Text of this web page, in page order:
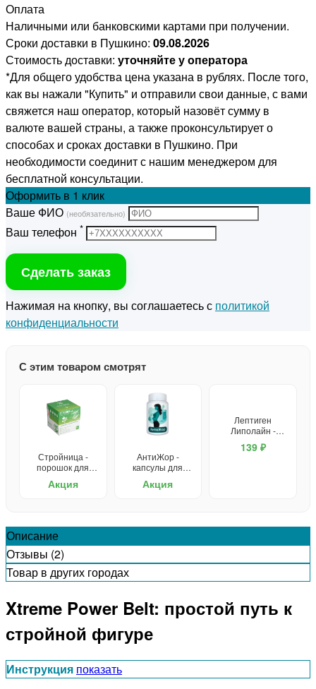
Оплата
Наличными или банковскими картами при получении.
Сроки доставки в Пушкино: 09.08.2026
Стоимость доставки: уточняйте у оператора
*Для общего удобства цена указана в рублях. После того,
как вы нажали "Купить" и отправили свои данные, с вами
свяжется наш оператор, который назовёт сумму в
валюте вашей страны, а также проконсультирует о
способах и сроках доставки в Пушкино. При
необходимости соединит с нашим менеджером для
бесплатной консультации.
Оформить в 1 клик
Ваше ФИО (необязательно)
Ваш телефон *
Сделать заказ
Нажимая на кнопку, вы соглашаетесь с политикой
конфиденциальности
С этим товаром смотрят
Стройница -
порошок для
Акция
АнтиЖор -
капсулы для
Акция
Лептиген
Липолайн -
капсулы для
похудения
139 ₽
Описание
Отзывы (2)
Товар в других городах
Xtreme Power Belt: простой путь к
стройной фигуре
Инструкция показать